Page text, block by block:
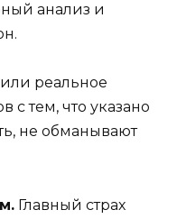
анализ и
реальное
тем, что указано
не обманывают
Главный страх